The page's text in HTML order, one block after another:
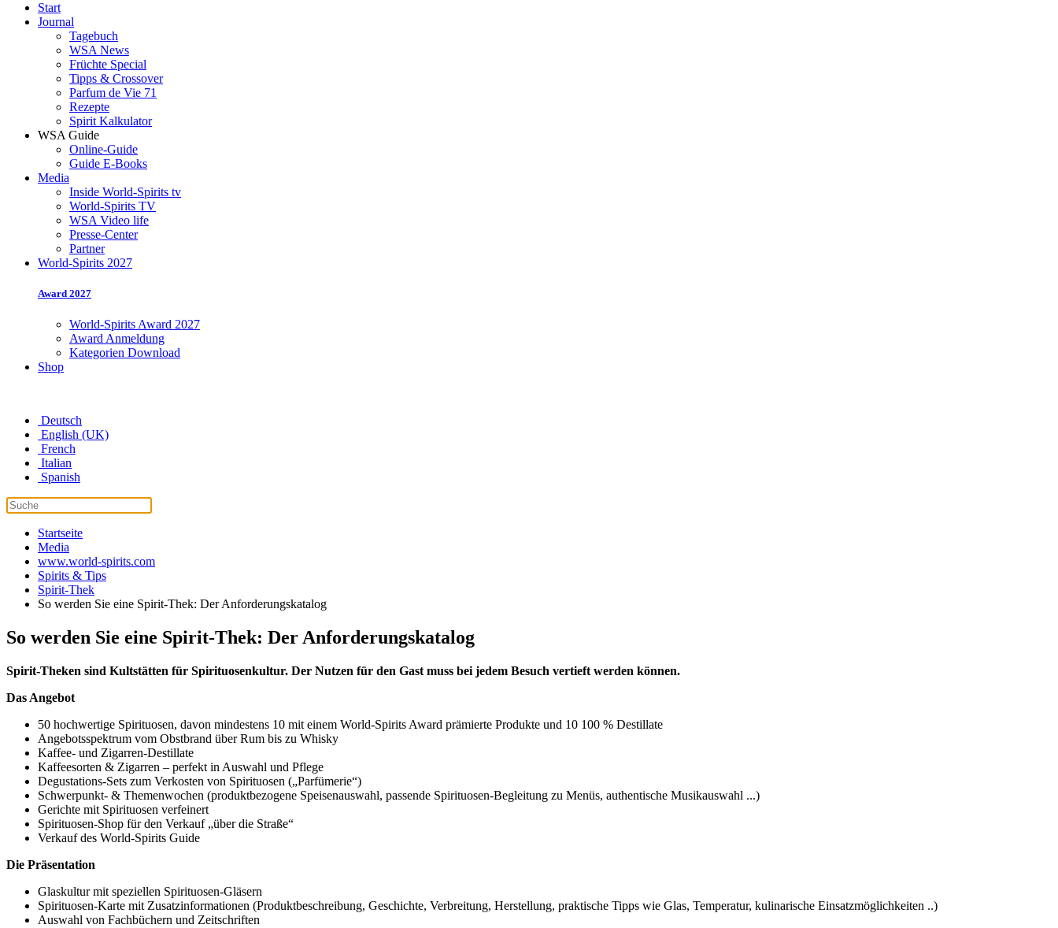
Start
Journal
Tagebuch
WSA News
Früchte Special
Tipps & Crossover
Parfum de Vie 71
Rezepte
Spirit Kalkulator
WSA Guide
Online-Guide
Guide E-Books
Media
Inside World-Spirits tv
World-Spirits TV
WSA Video life
Presse-Center
Partner
World-Spirits 2027
Award 2027
World-Spirits Award 2027
Award Anmeldung
Kategorien Download
Shop
Deutsch
English (UK)
French
Italian
Spanish
Startseite
Media
www.world-spirits.com
Spirits & Tips
Spirit-Thek
So werden Sie eine Spirit-Thek: Der Anforderungskatalog
So werden Sie eine Spirit-Thek: Der Anforderungskatalog
Spirit-Theken sind Kultstätten für Spirituosenkultur. Der Nutzen für den Gast muss bei jedem Besuch vertieft werden können.
Das Angebot
50 hochwertige Spirituosen, davon mindestens 10 mit einem World-Spirits Award prämierte Produkte und 10 100 % Destillate
Angebotsspektrum vom Obstbrand über Rum bis zu Whisky
Kaffee- und Zigarren-Destillate
Kaffeesorten & Zigarren – perfekt in Auswahl und Pflege
Degustations-Sets zum Verkosten von Spirituosen („Parfümerie“)
Schwerpunkt- & Themenwochen (produktbezogene Speisenauswahl, passende Spirituosen-Begleitung zu Menüs, authentische Musikauswahl ...)
Gerichte mit Spirituosen verfeinert
Spirituosen-Shop für den Verkauf „über die Straße“
Verkauf des World-Spirits Guide
Die Präsentation
Glaskultur mit speziellen Spirituosen-Gläsern
Spirituosen-Karte mit Zusatzinformationen (Produktbeschreibung, Geschichte, Verbreitung, Herstellung, praktische Tipps wie Glas, Temperatur, kulinarische Einsatzmöglichkeiten ..)
Auswahl von Fachbüchern und Zeitschriften